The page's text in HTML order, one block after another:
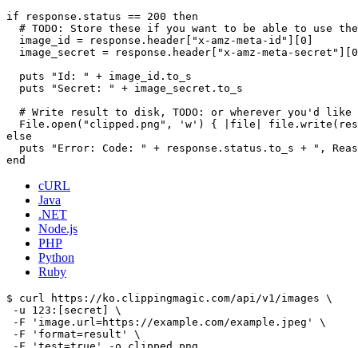
if response.status == 200 then
# TODO: Store these if you want to be able to use
  image_id = response.header["x-amz-meta-id"][0]
image_secret = response.header["x-amz-meta-
  puts "Id: " + image_id.to_s
  puts "Secret: " + image_secret.to_s
  # Write result to disk, TODO: or wherever you'd like
File.open("clipped.png", 'w') { |file|
else
puts "Error: Code: " + response.status.to_s + ",
cURL
Java
.NET
Node.js
PHP
Python
Ruby
$ curl https://ko.clippingmagic.com/api/v1/images \
-u 123:[secret] \
-F 'image.url=https://example.com/example.jpeg' \
-F 'format=result' \